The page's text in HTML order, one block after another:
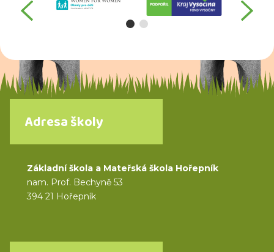
Adresa školy
Základní škola a Mateřská škola Hořepník
nam. Prof. Bechyně 53
394 21 Hořepník